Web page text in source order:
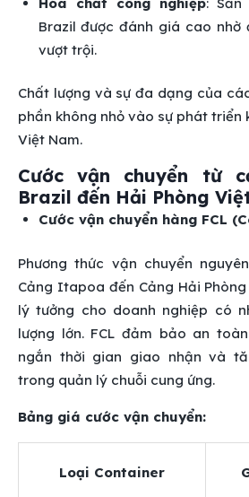
Brazil được đánh giá cao nhờ
vượt trội.
Chất lượng và sự đa dạng của
phần không nhỏ vào sự phát triển
Việt Nam.
Cước vận chuyển từ
Brazil đến Hải Phòng
Cước vận chuyển hàng FCL
Phương thức vận chuyển
Cảng Itapoa đến Cảng Hải
lý tưởng cho doanh nghiệp có
lượng lớn. FCL đảm bảo an
ngắn thời gian giao nhận và
trong quản lý chuỗi cung ứng.
Bảng giá cước vận chuyển:
Loại Container